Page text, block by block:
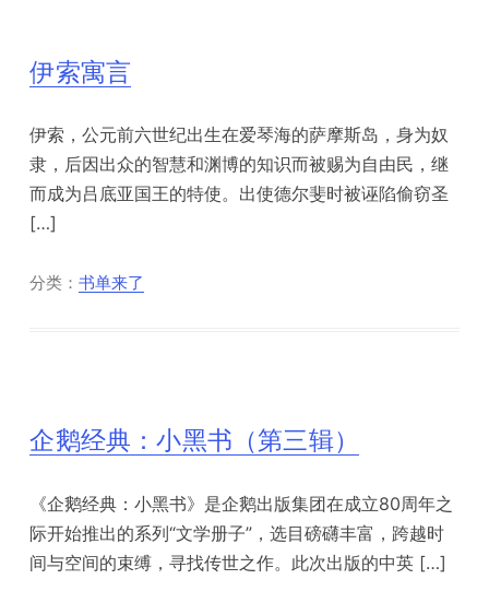
伊索寓言
伊索，公元前六世纪出生在爱琴海的萨摩斯岛，身为奴
隶，后因出众的智慧和渊博的知识而被赐为自由民，继
而成为吕底亚国王的特使。出使德尔斐时被诬陷偷窃圣
[…]
分类：书单来了
企鹅经典：小黑书（第三辑）
《企鹅经典：小黑书》是企鹅出版集团在成立80周年之
际开始推出的系列“文学册子”，选目磅礴丰富，跨越时
间与空间的束缚，寻找传世之作。此次出版的中英 […]